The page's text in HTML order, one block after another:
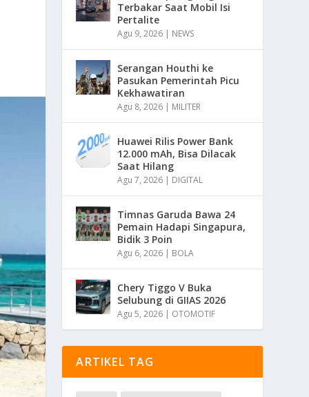
Terbakar Saat Mobil Isi
Pertalite
Agu 9, 2026 | NEWS
Serangan Houthi ke
Pasukan Pemerintah Picu
Kekhawatiran
Agu 8, 2026 | MILITER
Huawei Rilis Power Bank
12.000 mAh, Bisa Dilacak
Saat Hilang
Agu 7, 2026 | DIGITAL
Timnas Garuda Bawa 24
Pemain Hadapi Singapura,
Bidik 3 Poin
Agu 6, 2026 | BOLA
Chery Tiggo V Buka
Selubung di GIIAS 2026
Agu 5, 2026 | OTOMOTIF
ARTIKEL TAG